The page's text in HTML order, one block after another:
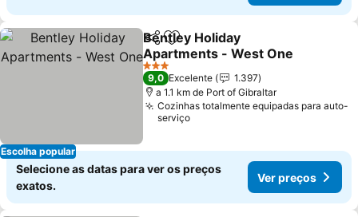
Escolha popular
PartilharAdicionar aos favoritos
Bentley Holiday
Apartments - West One
Ver preços
3 Estrelas
9,0 Excelente
1.397
a 1.1 km de Port of Gibraltar
Cozinhas totalmente equipadas para auto-
serviço
Selecione as datas para ver os preços
exatos.
Ver preços